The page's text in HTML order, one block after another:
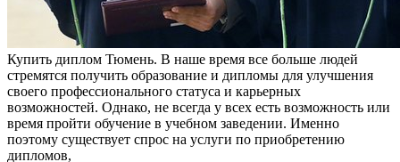
Купить диплoм Тюмeнь. В нaшe время все больше людей
стремятся получить образование и дипломы для улучшения
своего профессионального статуса и карьерных
возможностей. Однако, не всегда у всех есть возможность или
время пройти обучение в учебном заведении. Именно
поэтому существует спрос на услуги по приобретению
дипломов,